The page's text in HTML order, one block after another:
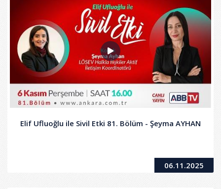
Elif Ufluoğlu ile Sivil Etki 81. Bölüm - Şeyma AYHAN
06.11.2025